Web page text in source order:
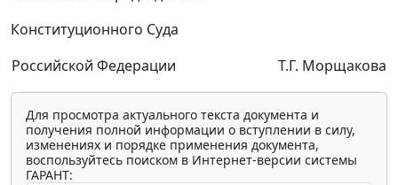
Конституционного Суда
Российской Федерации
Т.Г. Морщакова
Для просмотра актуального текста документа и
получения полной информации о вступлении в силу,
изменениях и порядке применения документа,
воспользуйтесь поиском в Интернет-версии системы
ГАРАНТ: